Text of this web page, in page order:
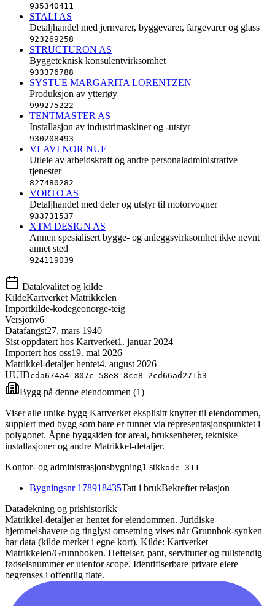
935340411
STALI AS
Detaljhandel med jernvarer, byggevarer, fargevarer og glass
923269258
STRUCTURON AS
Byggeteknisk konsulentvirksomhet
933376788
SYSTUE MARGARITA LORENTZEN
Produksjon av yttertøy
999275222
TENTMASTER AS
Installasjon av industrimaskiner og -utstyr
930208493
VLAVI NOR NUF
Utleie av arbeidskraft og andre personaladministrative
tjenester
827480282
VORTO AS
Detaljhandel med deler og utstyr til motorvogner
933731537
XTM DESIGN AS
Annen spesialisert bygge- og anleggsvirksomhet ikke nevnt
annet sted
924119039
Datakvalitet og kilde
KildeKartverket Matrikkelen
Importkilde-kodegeonorge-teig
Versjonv6
Datafangst27. mars 1940
Sist oppdatert hos Kartverket1. januar 2024
Importert hos oss19. mai 2026
Matrikkel-detaljer hentet4. august 2026
UUIDcda674a4-807c-58e8-8ce8-2cd66ad271b3
Bygg på denne eiendommen (1)
Viser alle unike bygg Kartverket eksplisitt knytter til eiendommen,
supplert med bygg som bare er funnet via representasjonspunktet i
polygonet. Åpne byggsiden for areal, bruksenheter, tekniske
installasjoner og andre Matrikkel-detaljer.
Kontor- og administrasjonsbygning1 stkkode 311
Bygningsnr 178918435Tatt i brukBekreftet relasjon
Datadekning og prishistorikk
Matrikkel-detaljer er hentet for eiendommen. Juridiske
hjemmelshavere og tinglyst omsetning vises når Grunnbok-synken
har data (kilde merket i egne kort). Kilde: Kartverket
Matrikkelen/Grunnboken. Heftelser, pant, servitutter og fullstendig
fødselsnummer er utenfor scope. Identifiserbare private eiere
begrenses i offentlig flate.